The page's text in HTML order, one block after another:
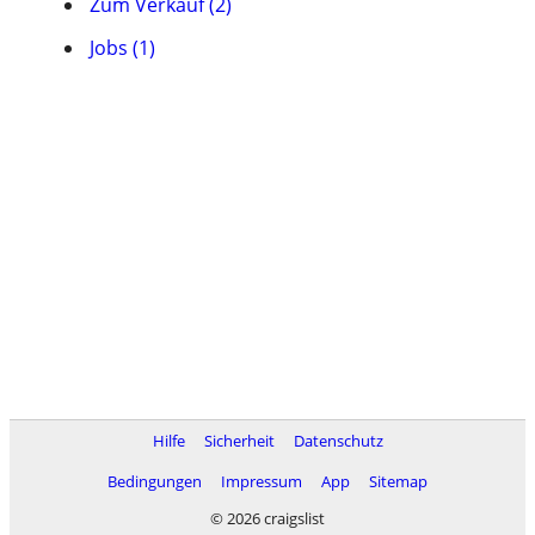
Jobs (1)
Hilfe Sicherheit
Datenschutz
Bedingungen
Impressum App
Sitemap
© 2026 craigslist